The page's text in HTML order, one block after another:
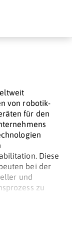
von robotik-
für den
Diese
bei der
und
zu